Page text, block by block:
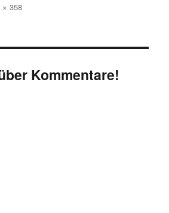
× 358
Kommentare!